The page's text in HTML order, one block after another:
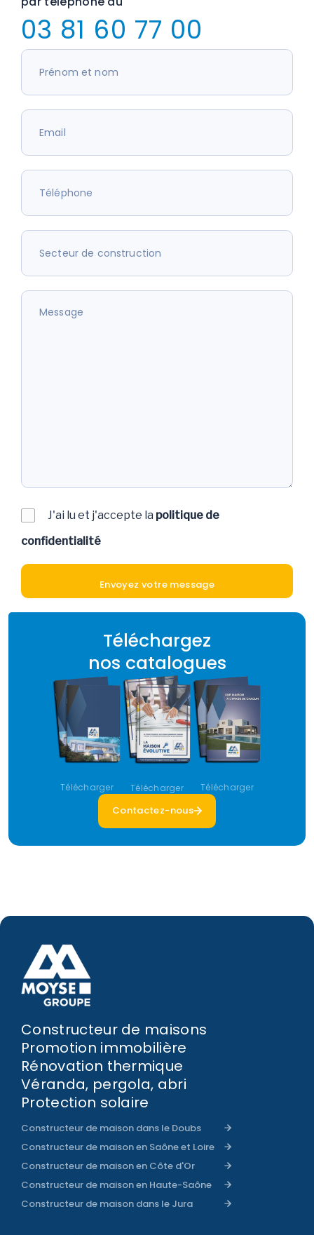
03 81 60 77 00
J'ai lu et j'accepte la politique de
confidentialité
Téléchargez
nos catalogues
Télécharger Télécharger Télécharger
Contactez-nous
Constructeur de maisons
Promotion immobilière
Rénovation thermique
Véranda, pergola, abri
Protection solaire
Constructeur de maison dans le Doubs
Constructeur de maison en Saône et Loire
Constructeur de maison en Côte d'Or
Constructeur de maison en Haute-Saône
Constructeur de maison dans le Jura